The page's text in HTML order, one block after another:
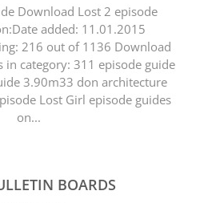
Download Lost 2 episode
added: 11.01.2015
216 out of 1136 Download
in category: 311 episode guide
3.90m33 don architecture
Lost Girl episode guides
on...
BOARDS